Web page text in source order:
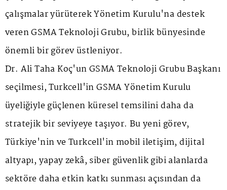
çalışmalar yürüterek Yönetim Kurulu'na destek
veren GSMA Teknoloji Grubu, birlik bünyesinde
önemli bir görev üstleniyor.
Dr. Ali Taha Koç'un GSMA Teknoloji Grubu Başkanı
seçilmesi, Turkcell'in GSMA Yönetim Kurulu
üyeliğiyle güçlenen küresel temsilini daha da
stratejik bir seviyeye taşıyor. Bu yeni görev,
Türkiye'nin ve Turkcell'in mobil iletişim, dijital
altyapı, yapay zekâ, siber güvenlik gibi alanlarda
sektöre daha etkin katkı sunması açısından da